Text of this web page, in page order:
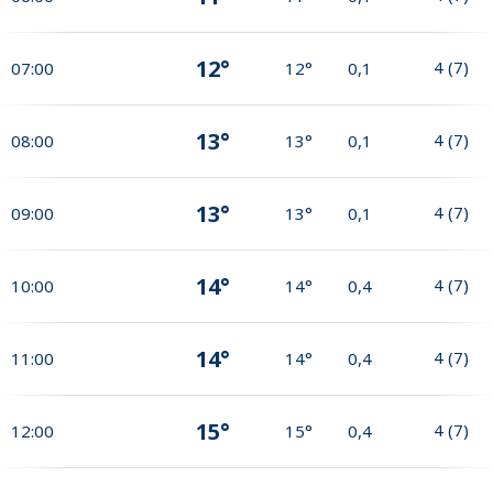
07:00 12° 12° 0,1 4 (7)
08:00 13° 13° 0,1 4 (7)
09:00 13° 13° 0,1 4 (7)
10:00 14° 14° 0,4 4 (7)
11:00 14° 14° 0,4 4 (7)
12:00 15° 15° 0,4 4 (7)